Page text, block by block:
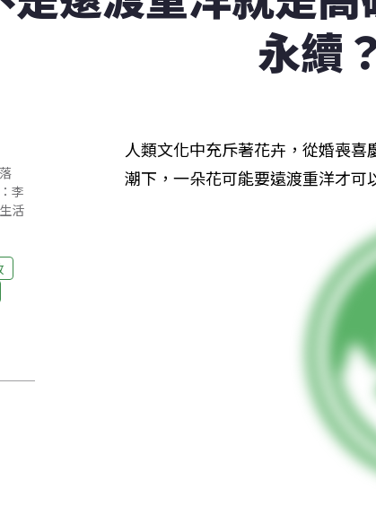
永續？
李
活
人類文化中充斥著花卉，從婚喪
潮下，一朵花可能要遠渡重洋才可